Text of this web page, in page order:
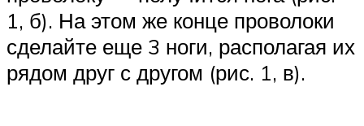
1, б). На этом же конце проволоки
сделайте еще 3 ноги, располагая их
рядом друг с другом (рис. 1, в).